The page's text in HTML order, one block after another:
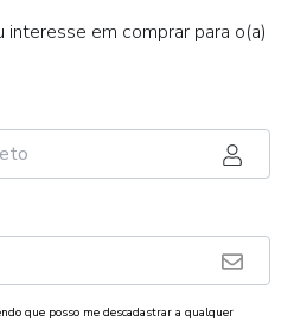
em comprar para o(a)
que posso me descadastrar a qualquer